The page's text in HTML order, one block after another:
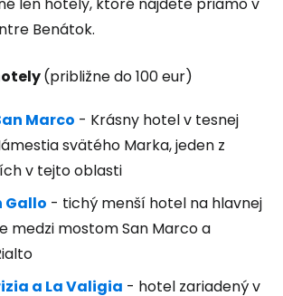
Benátok.
(približne do 100 eur)
Marco - Krásny hotel v tesnej
svätého Marka, jeden z
v tejto oblasti
Gallo - tichý menší hotel na hlavnej
medzi mostom San Marco a
a La Valigia - hotel zariadený v